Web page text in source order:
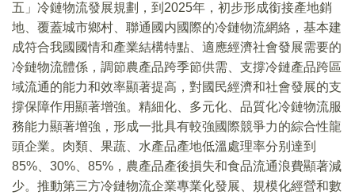
五」冷鏈物流發展規劃，到2025年，初步形成銜接產地銷
地、覆蓋城市鄉村、聯通國内國際的冷鏈物流網絡，基本建
成符合我國國情和產業結構特點、適應經濟社會發展需要的
冷鏈物流體係，調節農產品跨季節供需、支撐冷鏈產品跨區
域流通的能力和效率顯著提高，對國民經濟和社會發展的支
撐保障作用顯著增強。精細化、多元化、品質化冷鏈物流服
務能力顯著增強，形成一批具有較強國際競爭力的綜合性龍
頭企業。肉類、果蔬、水產品產地低溫處理率分别達到
85%、30%、85%，農產品產後損失和食品流通浪費顯著減
少。推動第三方冷鏈物流企業專業化發展、規模化經營和數